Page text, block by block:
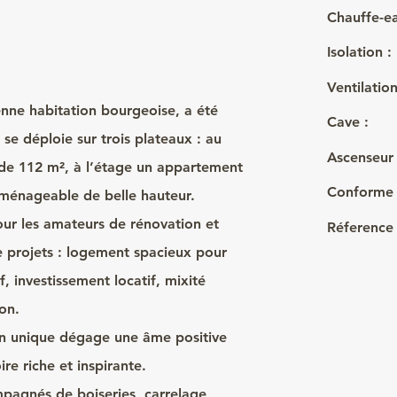
habitation bourgeoise, a été
déploie sur trois plateaux : au
112 m², à l’étage un appartement
de belle hauteur.
les amateurs de rénovation et
projets : logement spacieux pour
investissement locatif, mixité
unique dégage une âme positive
riche et inspirante.
Chauffe-
Isolation :
Cave :
Conforme
Réference